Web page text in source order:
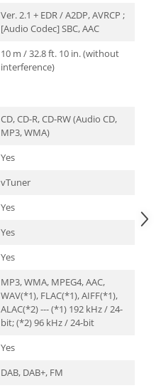
Ver. 2.1 + EDR / A2DP, AVRCP ;
[Audio Codec] SBC, AAC
10 m / 32.8 ft. 10 in. (without
interference)
CD, CD-R, CD-RW (Audio CD,
MP3, WMA)
Yes
vTuner
Yes
Yes
Yes
MP3, WMA, MPEG4, AAC,
WAV(*1), FLAC(*1), AIFF(*1),
ALAC(*2) --- (*1) 192 kHz / 24-
bit; (*2) 96 kHz / 24-bit
Yes
DAB, DAB+, FM